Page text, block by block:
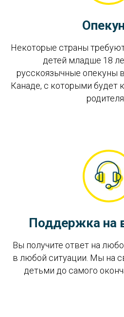
Некоторые страны
детей младше 18
русскоязычные опекуны
Канаде, с которыми будет
Поддержка на
Вы получите ответ на
в любой ситуации. Мы на
детьми до самого